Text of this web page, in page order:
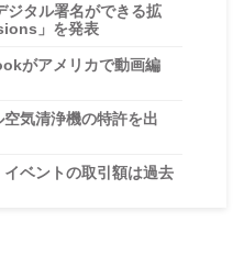
タル署名ができる拡
」を発表
がアメリカで動画編
気清浄機の特許を出
ベントの取引額は過去